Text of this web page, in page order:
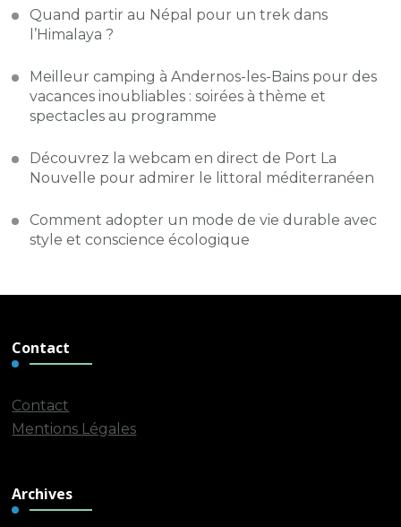
Quand partir au Népal pour un trek dans
l’Himalaya ?
Meilleur camping à Andernos-les-Bains pour des
vacances inoubliables : soirées à thème et
spectacles au programme
Découvrez la webcam en direct de Port La
Nouvelle pour admirer le littoral méditerranéen
Comment adopter un mode de vie durable avec
style et conscience écologique
Contact
Contact
Mentions Légales
Archives